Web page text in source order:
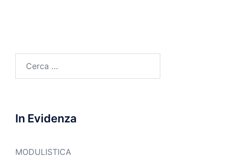
per:
In Evidenza
MODULISTICA